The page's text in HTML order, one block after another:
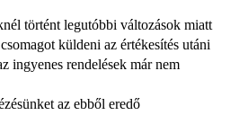
történt legutóbbi változások miatt
küldeni az értékesítés utáni
ingyenes rendelések már nem
az ebből eredő